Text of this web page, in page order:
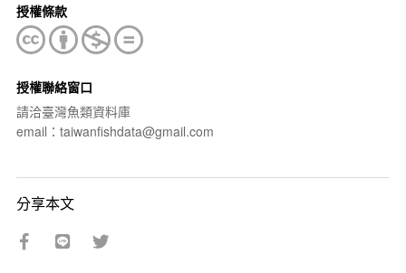
授權條款
授權聯絡窗口
請洽臺灣魚類資料庫
email：taiwanfishdata@gmail.com
分享本文